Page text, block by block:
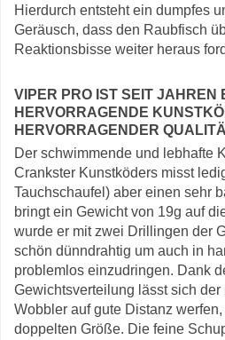
Hierdurch entsteht ein dumpfes
Geräusch, dass den Raubfisch
Reaktionsbisse weiter heraus
VIPER PRO IST SEIT JAHREN
HERVORRAGENDE
HERVORRAGENDER
Der schwimmende und lebhafte
Crankster Kunstköders misst
Tauchschaufel) aber einen sehr
bringt ein Gewicht von 19g auf
wurde er mit zwei Drillingen der
schön dünndrahtig um auch in
problemlos einzudringen. Dank
Gewichtsverteilung lässt sich
Wobbler auf gute Distanz
doppelten Größe. Die feine